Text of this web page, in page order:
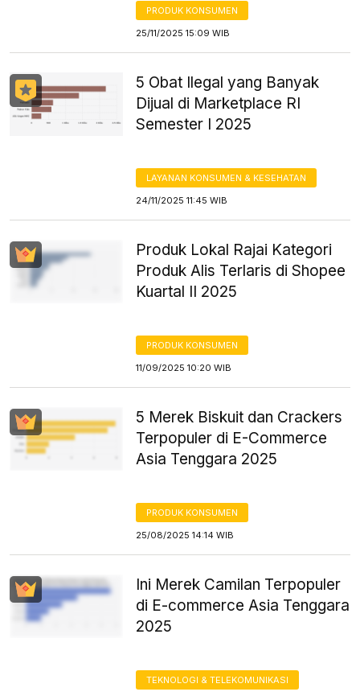
PRODUK KONSUMEN
25/11/2025 15:09 WIB
5 Obat Ilegal yang Banyak
Dijual di Marketplace RI
Semester I 2025
LAYANAN KONSUMEN & KESEHATAN
24/11/2025 11:45 WIB
Produk Lokal Rajai Kategori
Produk Alis Terlaris di Shopee
Kuartal II 2025
PRODUK KONSUMEN
11/09/2025 10:20 WIB
5 Merek Biskuit dan Crackers
Terpopuler di E-Commerce
Asia Tenggara 2025
PRODUK KONSUMEN
25/08/2025 14:14 WIB
Ini Merek Camilan Terpopuler
di E-commerce Asia Tenggara
2025
TEKNOLOGI & TELEKOMUNIKASI